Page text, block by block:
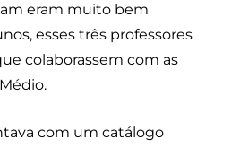
eram muito bem
esses três professores
colaborassem com as
com um catálogo